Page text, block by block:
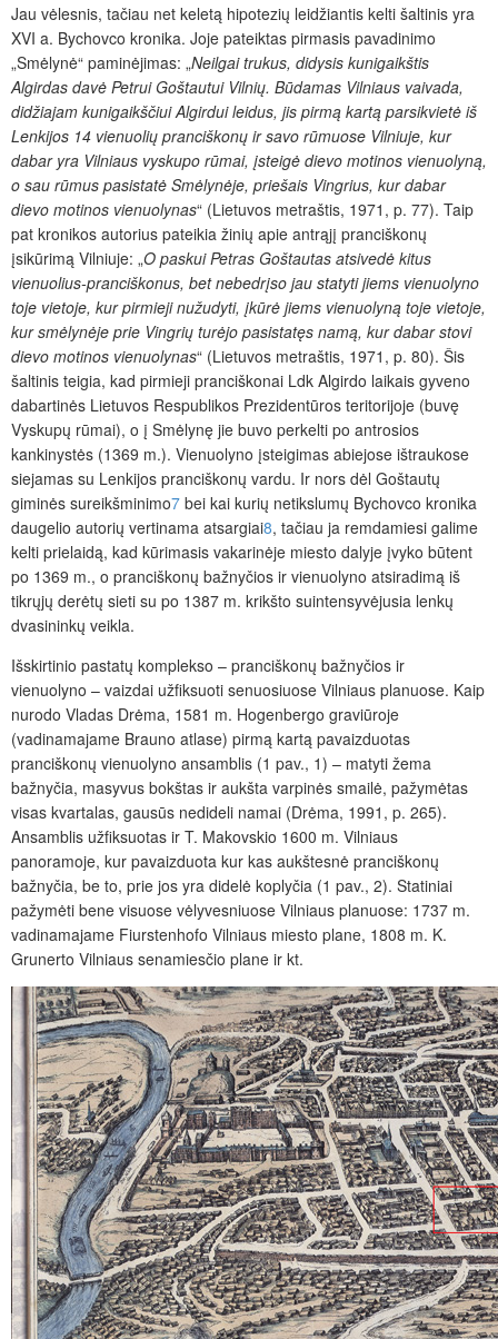
Jau vėlesnis, tačiau net keletą hipotezių leidžiantis kelti šaltinis yra
XVI a. Bychovco kronika. Joje pateiktas pirmasis pavadinimo
„Smėlynė“ paminėjimas: „Neilgai trukus, didysis kunigaikštis
Algirdas davė Petrui Goštautui Vilnių. Būdamas Vilniaus vaivada,
didžiajam kunigaikščiui Algirdui leidus, jis pirmą kartą parsikvietė iš
Lenkijos 14 vienuolių pranciškonų ir savo rūmuose Vilniuje, kur
dabar yra Vilniaus vyskupo rūmai, įsteigė dievo motinos vienuolyną,
o sau rūmus pasistatė Smėlynėje, priešais Vingrius, kur dabar
dievo motinos vienuolynas“ (Lietuvos metraštis, 1971, p. 77). Taip
pat kronikos autorius pateikia žinių apie antrąjį pranciškonų
įsikūrimą Vilniuje: „O paskui Petras Goštautas atsivedė kitus
vienuolius-pranciškonus, bet nebedrįso jau statyti jiems vienuolyno
toje vietoje, kur pirmieji nužudyti, įkūrė jiems vienuolyną toje vietoje,
kur smėlynėje prie Vingrių turėjo pasistatęs namą, kur dabar stovi
dievo motinos vienuolynas“ (Lietuvos metraštis, 1971, p. 80). Šis
šaltinis teigia, kad pirmieji pranciškonai Ldk Algirdo laikais gyveno
dabartinės Lietuvos Respublikos Prezidentūros teritorijoje (buvę
Vyskupų rūmai), o į Smėlynę jie buvo perkelti po antrosios
kankinystės (1369 m.). Vienuolyno įsteigimas abiejose ištraukose
siejamas su Lenkijos pranciškonų vardu. Ir nors dėl Goštautų
giminės sureikšminimo7 bei kai kurių netikslumų Bychovco kronika
daugelio autorių vertinama atsargiai8, tačiau ja remdamiesi galime
kelti prielaidą, kad kūrimasis vakarinėje miesto dalyje įvyko būtent
po 1369 m., o pranciškonų bažnyčios ir vienuolyno atsiradimą iš
tikrųjų derėtų sieti su po 1387 m. krikšto suintensyvėjusia lenkų
dvasininkų veikla.
Išskirtinio pastatų komplekso – pranciškonų bažnyčios ir
vienuolyno – vaizdai užfiksuoti senuosiuose Vilniaus planuose. Kaip
nurodo Vladas Drėma, 1581 m. Hogenbergo graviūroje
(vadinamajame Brauno atlase) pirmą kartą pavaizduotas
pranciškonų vienuolyno ansamblis (1 pav., 1) – matyti žema
bažnyčia, masyvus bokštas ir aukšta varpinės smailė, pažymėtas
visas kvartalas, gausūs nedideli namai (Drėma, 1991, p. 265).
Ansamblis užfiksuotas ir T. Makovskio 1600 m. Vilniaus
panoramoje, kur pavaizduota kur kas aukštesnė pranciškonų
bažnyčia, be to, prie jos yra didelė koplyčia (1 pav., 2). Statiniai
pažymėti bene visuose vėlyvesniuose Vilniaus planuose: 1737 m.
vadinamajame Fiurstenhofo Vilniaus miesto plane, 1808 m. K.
Grunerto Vilniaus senamiesčio plane ir kt.